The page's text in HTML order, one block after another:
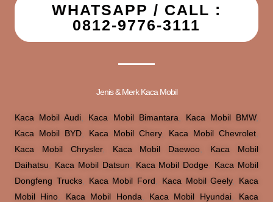
WHATSAPP / CALL :
0812-9776-3111
Jenis & Merk Kaca Mobil
Kaca Mobil Audi Kaca Mobil Bimantara Kaca Mobil BMW,
Kaca Mobil BYD
Kaca Mobil Chery, Kaca Mobil Chevrolet
Kaca Mobil Chrysler, Kaca Mobil Daewoo
Kaca Mobil
Daihatsu
Kaca Mobil Datsun Kaca Mobil Dodge
Kaca Mobil
Dongfeng Trucks, Kaca Mobil Ford Kaca Mobil Geely, Kaca
Mobil Hino
Kaca Mobil Honda Kaca Mobil Hyundai, Kaca